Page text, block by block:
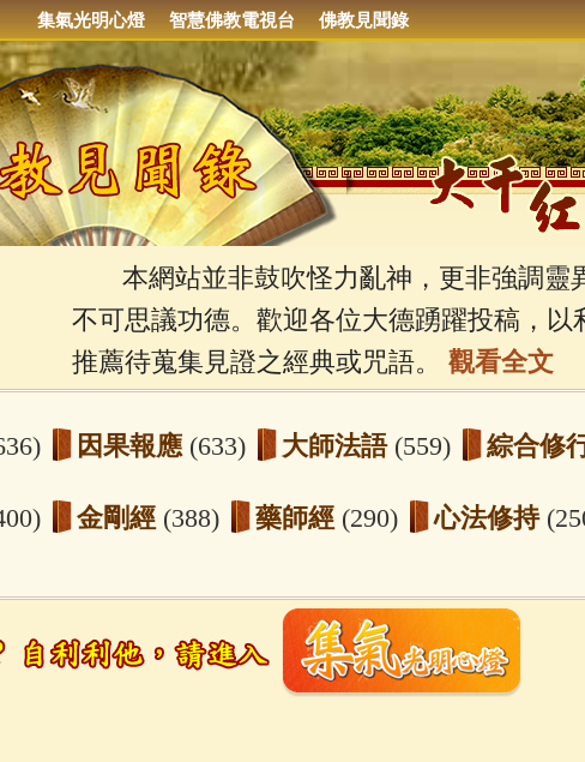
集氣光明心燈 智慧佛教電視台 佛教見聞錄
本網站並非鼓吹怪力亂神，更非強調靈
不可思議功德。歡迎各位大德踴躍投稿，以
推薦待蒐集見證之經典或咒語。 觀看全文
因果報應 (633) 大師法語 (559) 綜合修
金剛經 (388) 藥師經 (290) 心法修持
地藏經(225) 臨終助念(190) 文殊菩薩
(147) 聖救度佛母(綠度母)(144) 動物念佛往生